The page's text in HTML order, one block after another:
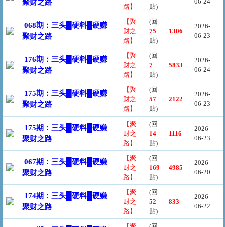
聚财之路
路】
贴)
068期：三头█硬料█硬赚
聚财之路
【聚
财之
路】
(回
75
贴)
1306
2026-
06-23
176期：三头█硬料█硬赚
聚财之路
【聚
财之
路】
(回
7
贴)
5833
2026-
06-24
175期：三头█硬料█硬赚
聚财之路
【聚
财之
路】
(回
57
贴)
2122
2026-
06-23
175期：三头█硬料█硬赚
聚财之路
【聚
财之
路】
(回
14
贴)
1116
2026-
06-23
067期：三头█硬料█硬赚
聚财之路
【聚
财之
路】
(回
169
贴)
4985
2026-
06-20
174期：三头█硬料█硬赚
聚财之路
【聚
财之
路】
(回
52
贴)
833
2026-
06-22